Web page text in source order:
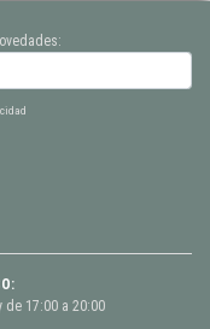
de 17:00 a 20:00